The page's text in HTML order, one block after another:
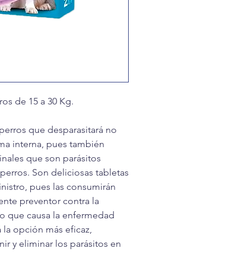
de 15 a 30 Kg.
que desparasitará no
interna, pues también
que son parásitos
Son deliciosas tabletas
pues las consumirán
preventor contra la
que causa la enfermedad
opción más eficaz,
y eliminar los parásitos en